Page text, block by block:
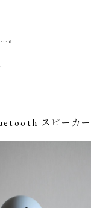
。
スピーカ